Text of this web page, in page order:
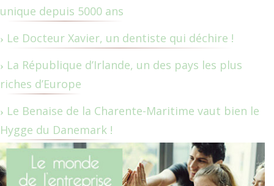
unique depuis 5000 ans
Le Docteur Xavier, un dentiste qui déchire !
La République d’Irlande, un des pays les plus
riches d’Europe
Le Benaise de la Charente-Maritime vaut bien le
Hygge du Danemark !